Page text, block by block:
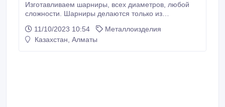
Изготавливаем шарниры, всех диаметров, любой
сложности. Шарниры делаются только из
качеству. Быстрые сроки..
11/10/2023 10:54
Металлоизделия
Казахстан, Алматы